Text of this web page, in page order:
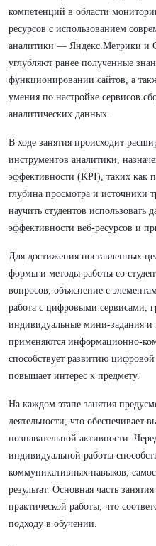
компетенций в области
ресурсов с использованием
аналитики — Яндекс.Метрики и
углубляют ранее полученные
функционировании сайтов, а
умения по настройке сервисов
аналитических данных.
В ходе занятия происходит
инструментов аналитики,
эффективности (KPI), таких как
глубина просмотра и источники
научить студентов использовать
эффективности веб-ресурсов и
Для достижения поставленных
формы и методы работы со
вопросов, объяснение с
работа с цифровыми сервисами,
индивидуальные мини-задания
применяются информационно-
способствует развитию
повышает интерес к предмету.
На каждом этапе занятия
деятельности, что обеспечивает
познавательной активности.
индивидуальной работы
коммуникативных навыков,
результат. Основная часть
практической работы, что
подходу в обучении.